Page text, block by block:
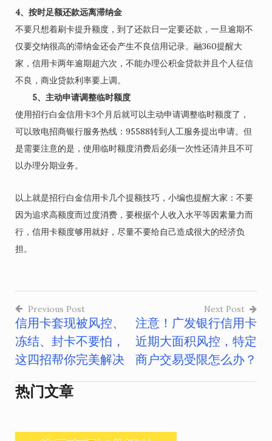
4、按时足额还款远离滞纳金
不要只想着刷卡提升额度，到了还款日一定要还款，一旦逾期不
仅要交纳很高的滞纳金还会产生不良信用记录。融360提醒大
家，信用卡两年逾期超六次，不能办理公积金贷款并且个人征信
不良，商业贷款利率要上调。
5、主动申请调整临时额度
使用招行白金信用卡3个月后就可以主动申请调整临时额度了，
可以致电招商银行服务热线：95588转到人工服务提出申请。但
是需要注意的是，使用临时额度消费后必须一次性还清并且不可
以办理分期业务。
以上就是招行白金信用卡几个提额技巧，小编也提醒大家：不要
因为追求高额度而过度消费，要根据个人收入水平等因素量力而
行，信用卡额度够用就好，尽量不要给自己造成很大的经济负
担。
文
章
航
Previous Post
信用卡套现被风控、
冻结、封卡不要怕，
这四招帮你完美解决
Next Post
注意！广发银行信用卡
近期大面积风控，特定
商户交易受限怎么办？
热门文章